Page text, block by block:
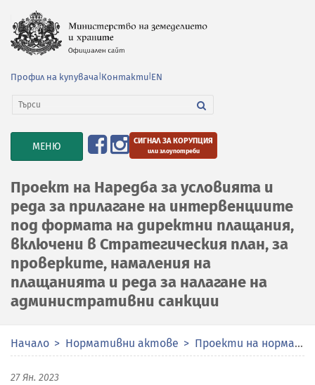
Профил на купувача Контакти EN
TOGGLE
NAVIGATION
МЕНЮ СИГНАЛ ЗА КОРУПЦИЯ
или злоупотреби
Проект на Наредба за условията и
реда за прилагане на интервенциите
под формата на директни плащания,
включени в Стратегическия план, за
проверките, намаления на
плащанията и реда за налагане на
административни санкции
Начало Нормативни актове Проекти на нормативни актове
27 Ян. 2023